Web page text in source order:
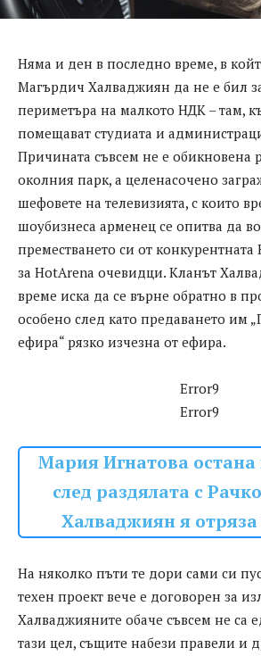
Няма и ден в последно време, в
Магърдич Халваджиян да не е бил
периметъра на малкото НДК – там,
помещават студиата и
Причината съвсем не е обикновена
околния парк, а целенасочено
шефовете на телевизията, с които
шоубизнеса арменец се опитва да
преместването си от конкурентната
за HotArena очевидци. Кланът
време иска да се върне обратно в
особено след като предаването им
ефира“ рязко изчезна от ефира.
Error9
Error9
Мария Игнатова остана
след раздялата с
Халваджиян я
На няколко пъти те дори сами си
техен проект вече е договорен за
Халваджияните обаче съвсем не са
тази цел, същите набези правели и